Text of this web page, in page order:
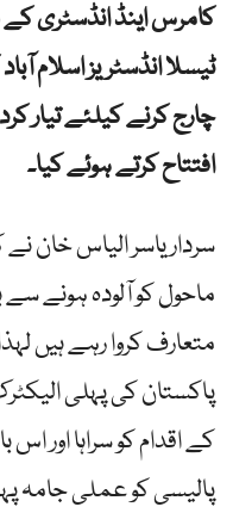
کامرس اینڈ انڈسٹری
ٹیسلا انڈسٹریز اسلام
چارج کرنے کیلئے تیار
افتتاح کرتے ہوئے کیا۔
سردار یاسر الیاس خان
ماحول کو آلودہ ہونے
متعارف کروا رہے ہیں
پاکستان کی پہلی
کے اقدام کو سراہا اور
پالیسی کو عملی جامہ